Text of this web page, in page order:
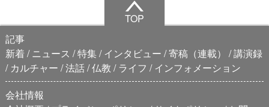
TOP
記事
新着
ニュース 特集 インタビュー 寄稿（連載）
講演録
カルチャー 法話 仏教 ライフ
インフォメーション
会社情報